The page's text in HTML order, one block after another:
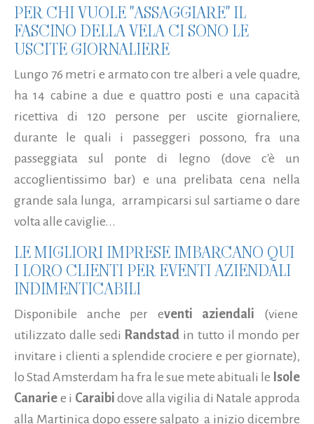
PER CHI VUOLE "ASSAGGIARE" IL
FASCINO DELLA VELA CI SONO LE
USCITE GIORNALIERE
Lungo 76 metri e armato con tre alberi a vele quadre,
ha 14 cabine a due e quattro posti e una capacità
ricettiva di 120 persone per uscite giornaliere,
durante le quali i passeggeri possono, fra una
passeggiata sul ponte di legno (dove c'è un
accoglientissimo bar) e una prelibata cena nella
grande sala lunga, arrampicarsi sul sartiame o dare
volta alle caviglie...
LE MIGLIORI IMPRESE IMBARCANO QUI
I LORO CLIENTI PER EVENTI AZIENDALI
INDIMENTICABILI
Disponibile anche per eventi aziendali (viene
utilizzato dalle sedi Randstad in tutto il mondo per
invitare i clienti a splendide crociere e per giornate),
lo Stad Amsterdam ha fra le sue mete abituali le Isole
Canarie e i Caraibi dove alla vigilia di Natale approda
alla Martinica dopo essere salpato a inizio dicembre